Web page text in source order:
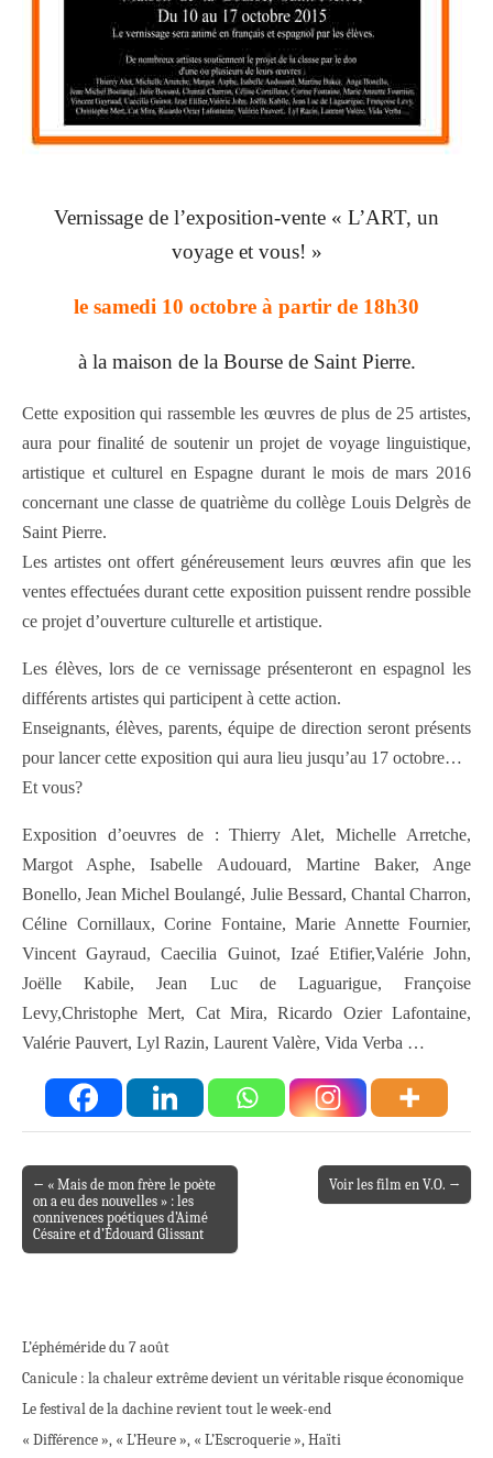
Vernissage de l’exposition-vente « L’ART, un
voyage et vous! »
le samedi 10 octobre à partir de 18h30
à la maison de la Bourse de Saint Pierre.
Cette exposition qui rassemble les œuvres de plus de 25 artistes,
aura pour finalité de soutenir un projet de voyage linguistique,
artistique et culturel en Espagne durant le mois de mars 2016
concernant une classe de quatrième du collège Louis Delgrès de
Saint Pierre.
Les artistes ont offert généreusement leurs œuvres afin que les
ventes effectuées durant cette exposition puissent rendre possible
ce projet d’ouverture culturelle et artistique.
Les élèves, lors de ce vernissage présenteront en espagnol les
différents artistes qui participent à cette action.
Enseignants, élèves, parents, équipe de direction seront présents
pour lancer cette exposition qui aura lieu jusqu’au 17 octobre…
Et vous?
Exposition d’oeuvres de : Thierry Alet, Michelle Arretche,
Margot Asphe, Isabelle Audouard, Martine Baker, Ange
Bonello, Jean Michel Boulangé, Julie Bessard, Chantal Charron,
Céline Cornillaux, Corine Fontaine, Marie Annette Fournier,
Vincent Gayraud, Caecilia Guinot, Izaé Etifier,Valérie John,
Joëlle Kabile, Jean Luc de Laguarigue, Françoise
Levy,Christophe Mert, Cat Mira, Ricardo Ozier Lafontaine,
Valérie Pauvert, Lyl Razin, Laurent Valère, Vida Verba …
Post navigation
← « Mais de mon frère le poète
on a eu des nouvelles » : les
connivences poétiques d’Aimé
Césaire et d’Édouard Glissant
Voir les film en V.O. →
L’éphéméride du 7 août
Canicule : la chaleur extrême devient un véritable risque économique
Le festival de la dachine revient tout le week-end
« Différence », « L’Heure », « L’Escroquerie », Haïti